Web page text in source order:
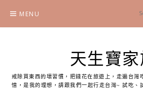
content
MENU
天生寶家
戒除買東西的壞習慣，把錢花在旅遊上，走遍台灣
憶，是我的理想，請跟我們一起行走台灣~ 試吃、